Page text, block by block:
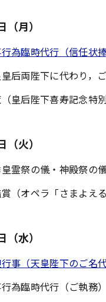
月）
為臨時代行（信任状
后両陛下に代わり，
皇后陛下喜寿記念特
火）
霊祭の儀・神殿祭の
（オペラ「さまよえ
水）
事（天皇陛下のご名
為臨時代行（ご執務